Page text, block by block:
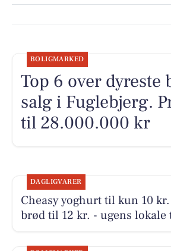
BOLIGMARKED
Top 6 over dyreste
salg i Fuglebjerg.
til 28.000.000 kr
DAGLIGVARER
Cheasy yoghurt til kun 10
brød til 12 kr. - ugens